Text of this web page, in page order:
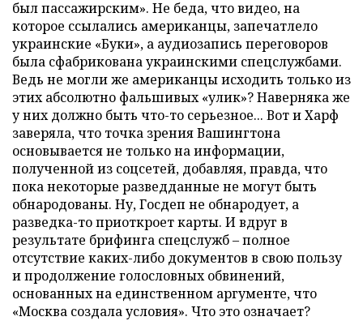
был пассажирским». Не беда, что видео, на
которое ссылались американцы, запечатлело
украинские «Буки», а аудиозапись переговоров
была сфабрикована украинскими спецслужбами.
Ведь не могли же американцы исходить только из
этих абсолютно фальшивых «улик»? Наверняка же
у них должно быть что-то серьезное... Вот и Харф
заверяла, что точка зрения Вашингтона
основывается не только на информации,
полученной из соцсетей, добавляя, правда, что
пока некоторые разведданные не могут быть
обнародованы. Ну, Госдеп не обнародует, а
разведка-то приоткроет карты. И вдруг в
результате брифинга спецслужб – полное
отсутствие каких-либо документов в свою пользу
и продолжение голословных обвинений,
основанных на единственном аргументе, что
«Москва создала условия». Что это означает?